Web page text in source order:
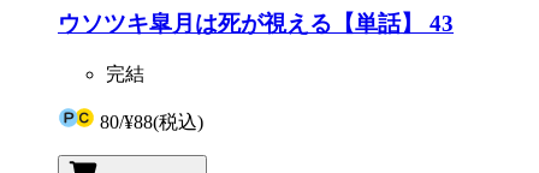
ウソツキ皐月は死が視える【単話】 43
完結
80/¥88(税込)